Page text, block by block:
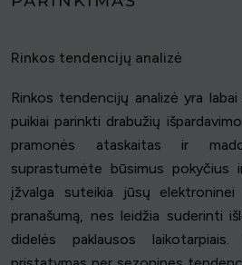
Rinkos tendencijų analizė
Rinkos tendencijų analizė yra
puikiai parinkti drabužių
pramonės ataskaitas ir
suprastumėte būsimus pokyčius
įžvalga suteikia jūsų
pranašumą, nes leidžia suderinti
didelės paklausos laikotarpiais.